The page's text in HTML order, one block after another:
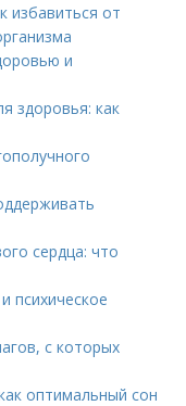
избавиться от
и
здоровья: как
сердца: что
психическое
с которых
оптимальный сон